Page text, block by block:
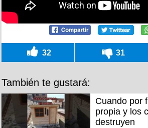
32 31
También te gustará:
Cuando por
propia y los
destruyen